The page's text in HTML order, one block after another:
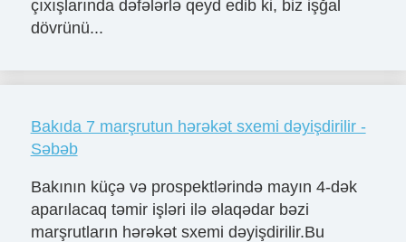
çıxışlarında dəfələrlə qeyd edib ki, biz işğal
dövrünü...
Bakıda 7 marşrutun hərəkət sxemi dəyişdirilir -
Səbəb
Bakının küçə və prospektlərində mayın 4-dək
aparılacaq təmir işləri ilə əlaqədar bəzi
marşrutların hərəkət sxemi dəyişdirilir.Bu